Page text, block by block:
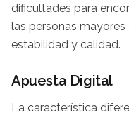
dificultades para
las personas
estabilidad y calidad.
Apuesta Digital
La característica